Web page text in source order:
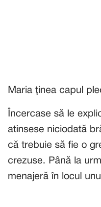
Maria ținea capul
Încercase să le
atinsese niciodată
că trebuie să fie o
crezuse. Până la
menajeră în locul